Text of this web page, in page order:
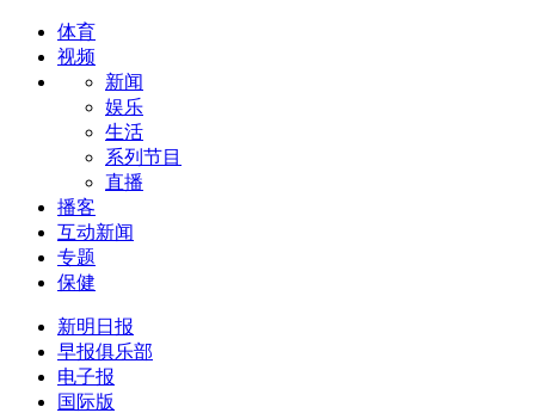
体育
视频
新闻
娱乐
生活
系列节目
直播
播客
互动新闻
专题
保健
新明日报
早报俱乐部
电子报
国际版